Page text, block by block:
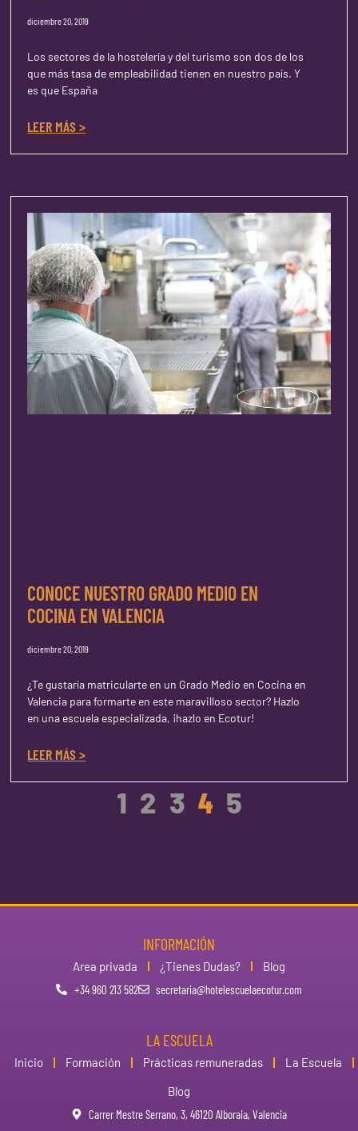
diciembre 20, 2019
Los sectores de la hostelería y del turismo son dos de los
que más tasa de empleabilidad tienen en nuestro país. Y
es que España
LEER MÁS >
CONOCE NUESTRO GRADO MEDIO EN
COCINA EN VALENCIA
diciembre 20, 2019
¿Te gustaría matricularte en un Grado Medio en Cocina en
Valencia para formarte en este maravilloso sector? Hazlo
en una escuela especializada, ¡hazlo en Ecotur!
LEER MÁS >
1 2 3 4 5
INFORMACIÓN
Area privada ¿Tienes Dudas?
Blog
+34 960 213 582
secretaria@hotelescuelaecotur.com
LA ESCUELA
Inicio Formación Prácticas remuneradas
La Escuela
Blog
Carrer Mestre Serrano, 3, 46120 Alboraia, Valencia